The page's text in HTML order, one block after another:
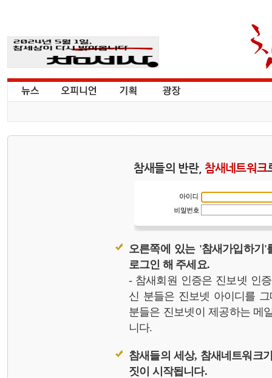
참새들의 반란, 참새네트워크
오른쪽에 있는 '참새가입하기
로그인 해 주세요.
- 참새회원 인증은 진보넷 인
신 분들은 진보넷 아이디를
분들은 진보넷이 제공하는 메
니다.
참새들의 세상, 참새네트워크
짓이 시작됩니다.